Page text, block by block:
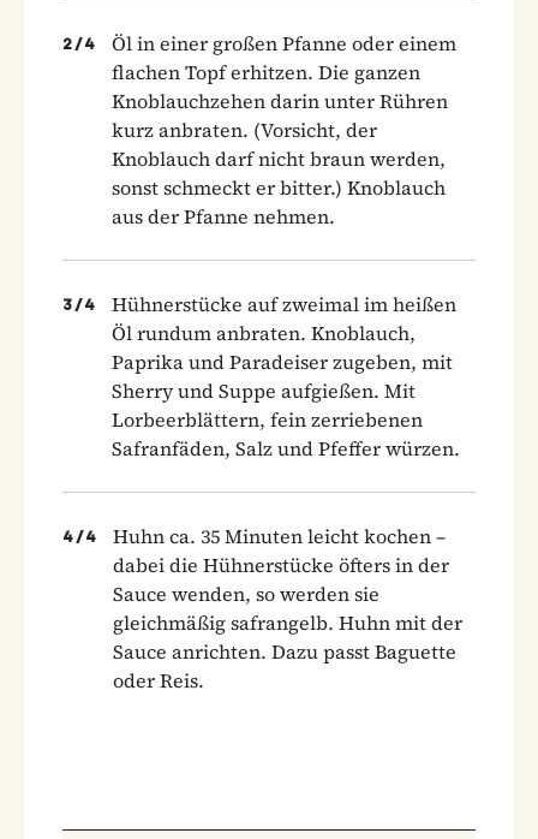
2 /4
Öl in einer großen Pfanne oder einem
flachen Topf erhitzen. Die ganzen
Knoblauchzehen darin unter Rühren
kurz anbraten. (Vorsicht, der
Knoblauch darf nicht braun werden,
sonst schmeckt er bitter.) Knoblauch
aus der Pfanne nehmen.
3 /4
Hühnerstücke auf zweimal im heißen
Öl rundum anbraten. Knoblauch,
Paprika und Paradeiser zugeben, mit
Sherry und Suppe aufgießen. Mit
Lorbeerblättern, fein zerriebenen
Safranfäden, Salz und Pfeffer würzen.
4 /4
Huhn ca. 35 Minuten leicht kochen –
dabei die Hühnerstücke öfters in der
Sauce wenden, so werden sie
gleichmäßig safrangelb. Huhn mit der
Sauce anrichten. Dazu passt Baguette
oder Reis.